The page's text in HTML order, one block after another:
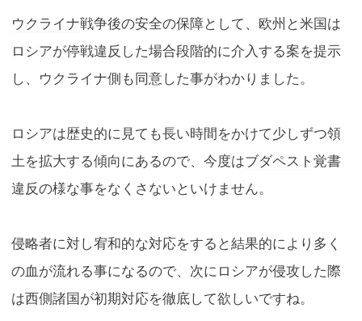
ウクライナ戦争後の安全の保障として、欧州と米国は
ロシアが停戦違反した場合段階的に介入する案を提示
し、 ウクライナ側も同意した事がわかりました。
ロシアは歴史的に見ても長い時間をかけて少しずつ領
土を拡大する傾向にあるので、今度はブダペスト 覚書
違反の様な事をなくさないといけません。
侵略者に対し宥和的な対応をすると結果的により多く
の血が流れる事になるので、次にロシアが侵攻した際
は西側諸国が初期対応を徹底して欲しいですね。